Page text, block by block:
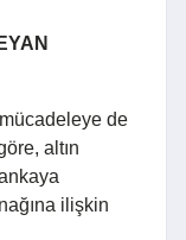
de
altın
ilişkin